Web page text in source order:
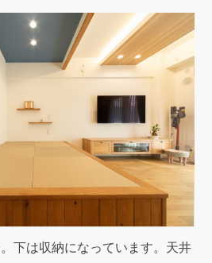
下は収納になっています。天井